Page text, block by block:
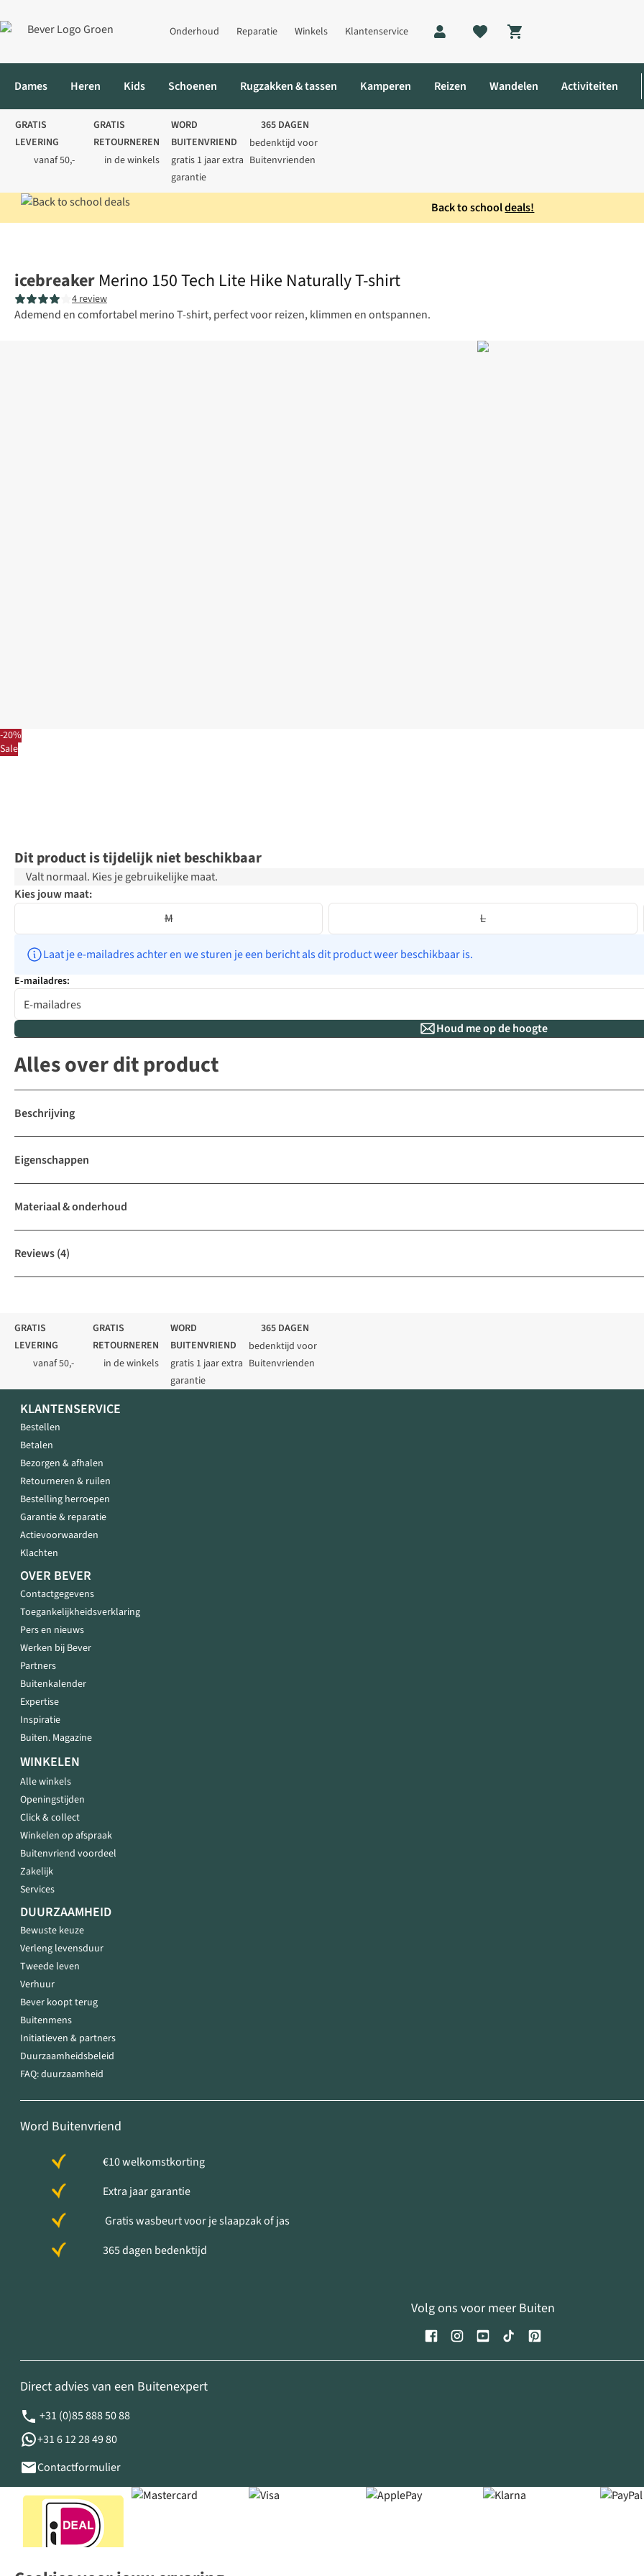
Onderhoud Reparatie Winkels Klantenservice
Shopping cart
Dames Heren Kids Schoenen Rugzakken & tassen Kamperen Reizen Wandelen Activiteiten
GRATIS
LEVERING
vanaf 50,-
GRATIS
RETOURNEREN
in de winkels
WORD
BUITENVRIEND
gratis 1 jaar extra
garantie
365 DAGEN
bedenktijd voor
Buitenvrienden
Back to schooldeals!
-20%
Sale
icebreaker Merino 150 Tech Lite Hike Naturally T-shirt
4 review
Ademend en comfortabel merino T-shirt, perfect voor reizen, klimmen en ontspannen.
Dit product is tijdelijk niet beschikbaar
Valt normaal. Kies je gebruikelijke maat.
Kies jouw maat:
M
L
Laat je e-mailadres achter en we sturen je een bericht als dit product weer beschikbaar is.
E-mailadres:
Houd me op de hoogte
Alles over dit product
Beschrijving
Eigenschappen
Materiaal & onderhoud
Reviews(4)
GRATIS
LEVERING
vanaf 50,-
GRATIS
RETOURNEREN
in de winkels
WORD
BUITENVRIEND
gratis 1 jaar extra
garantie
365 DAGEN
bedenktijd voor
Buitenvrienden
KLANTENSERVICE
Bestellen
Betalen
Bezorgen & afhalen
Retourneren & ruilen
Bestelling herroepen
Garantie & reparatie
Actievoorwaarden
Klachten
OVER BEVER
Contactgegevens
Toegankelijkheidsverklaring
Pers en nieuws
Werken bij Bever
Partners
Buitenkalender
Expertise
Inspiratie
Buiten. Magazine
WINKELEN
Alle winkels
Openingstijden
Click & collect
Winkelen op afspraak
Buitenvriend voordeel
Zakelijk
Services
DUURZAAMHEID
Bewuste keuze
Verleng levensduur
Tweede leven
Verhuur
Bever koopt terug
Buitenmens
Initiatieven & partners
Duurzaamheidsbeleid
FAQ: duurzaamheid
Word Buitenvriend
€10 welkomstkorting
Extra jaar garantie
Gratis wasbeurt voor je slaapzak of jas
365 dagen bedenktijd
Volg ons voor meer Buiten
Direct advies van een Buitenexpert
+31 (0)85 888 50 88
+31 6 12 28 49 80
Contactformulier